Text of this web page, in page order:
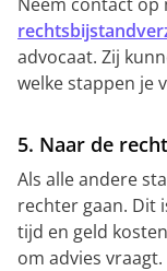
advocaat. Zij
welke stappen je
5. Naar de
Als alle andere
rechter gaan. Dit
tijd en geld
om advies